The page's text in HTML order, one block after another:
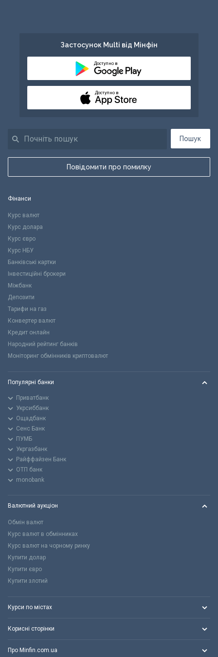
Пошук
Повідомити про помилку
Застосунок Multi від Мінфін
Доступно в
Доступно в
Фінанси
Курс валют
Курс долара
Курс євро
Курс НБУ
Банківські картки
Інвестиційні брокери
Міжбанк
Депозити
Тарифи на газ
Конвертер валют
Кредит онлайн
Народний рейтинг банків
Моніторинг обмінників криптовалют
Популярні банки
Приватбанк
Укрсиббанк
Ощадбанк
Сенс Банк
ПУМБ
Укргазбанк
Райффайзен Банк
ОТП банк
monobank
Валютний аукціон
Обмін валют
Курс валют в обмінниках
Курс валют на чорному ринку
Купити долар
Купити євро
Купити злотий
Курси по містах
Корисні сторінки
Про Minfin.com.ua